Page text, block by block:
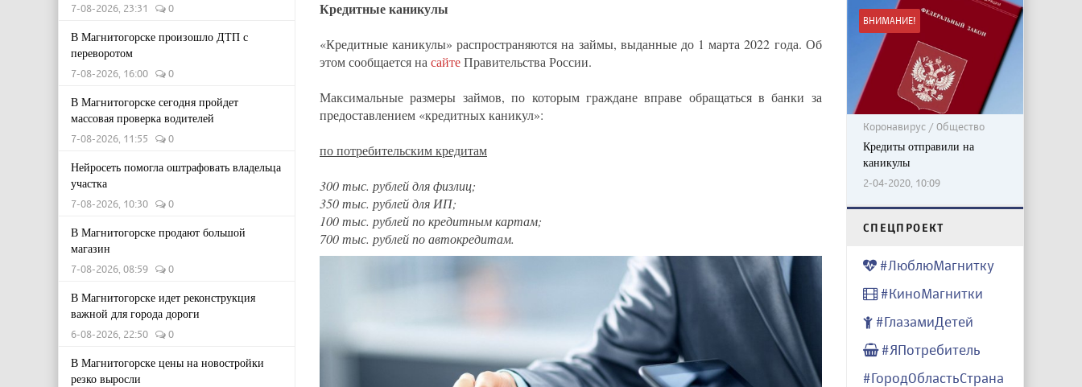
7-08-2026, 23:31 0
В Магнитогорске произошло ДТП с
переворотом
7-08-2026, 16:00 0
В Магнитогорске сегодня пройдет
массовая проверка водителей
7-08-2026, 11:55 0
Нейросеть помогла оштрафовать владельца
участка
7-08-2026, 10:30 0
В Магнитогорске продают большой
магазин
7-08-2026, 08:59 0
В Магнитогорске идет реконструкция
важной для города дороги
6-08-2026, 22:50 0
В Магнитогорске цены на новостройки
резко выросли
Кредитные каникулы
«Кредитные каникулы» распространяются на займы, выданные до 1 марта 2022 года. Об
этом сообщается на сайтеПравительства России.
Максимальные размеры займов, по которым граждане вправе обращаться в банки за
предоставлением «кредитных каникул»:
по потребительским кредитам
300 тыс. рублей для физлиц;
350 тыс. рублей для ИП;
100 тыс. рублей по кредитным картам;
700 тыс. рублей по автокредитам.
ВНИМАНИЕ!
Коронавирус / Общество
Кредиты отправили на
каникулы
2-04-2020, 10:09
CПЕЦПРОЕКТ
#ЛюблюМагнитку
#КиноМагнитки
#ГлазамиДетей
#ЯПотребитель
#ГородОбластьСтрана